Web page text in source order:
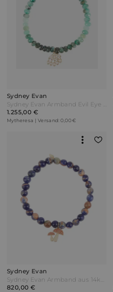
Sydney Evan
1.255,00 €
Mytheresa | Versand: 0,00 €
Sydney Evan
820,00 €